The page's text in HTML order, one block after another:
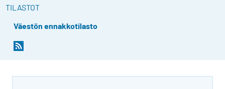
TILASTOT
Väestön ennakkotilasto